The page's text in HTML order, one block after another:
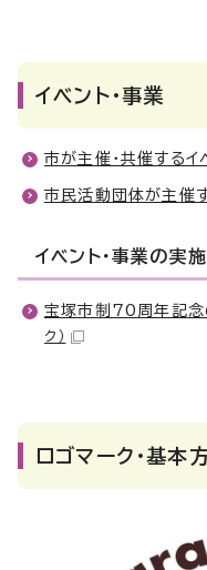
イベント・事業
市が主催・共催するイ
市民活動団体が主催
イベント・事業の実
宝塚市制70周年記念
ク）
ロゴマーク・基本